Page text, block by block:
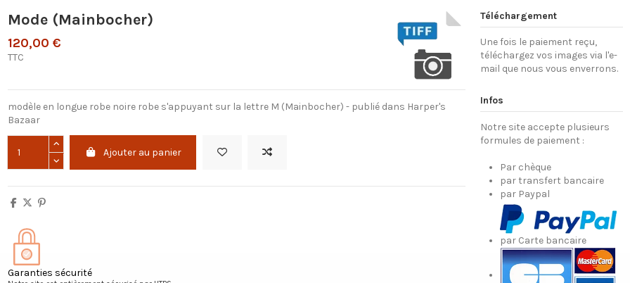
Mode (Mainbocher)
120,00 €
TTC
modèle en longue robe noire robe s'appuyant sur la lettre M (Mainbocher) - publié dans Harper's
Bazaar
Ajouter au panier
Garanties sécurité
Téléchargement
Une fois le paiement reçu,
téléchargez vos images via l'e-
mail que nous vous enverrons.
Infos
Notre site accepte plusieurs
formules de paiement :
Par chèque
par transfert bancaire
par Paypal
par Carte bancaire